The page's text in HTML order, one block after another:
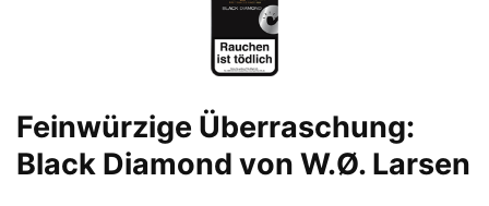
Feinwürzige Überraschung:
Black Diamond von W.Ø. Larsen